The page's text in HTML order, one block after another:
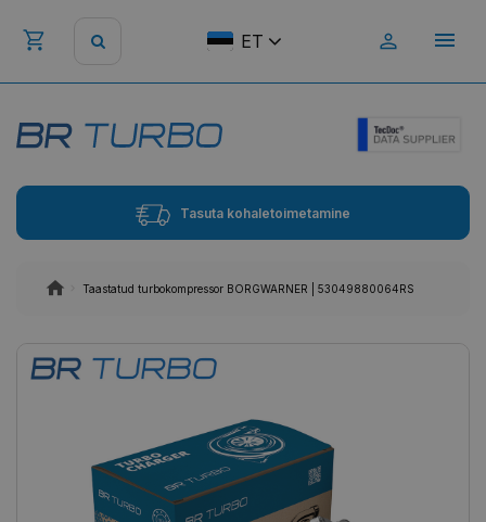
ET
Tasuta kohaletoimetamine
Taastatud turbokompressor BORGWARNER | 53049880064RS